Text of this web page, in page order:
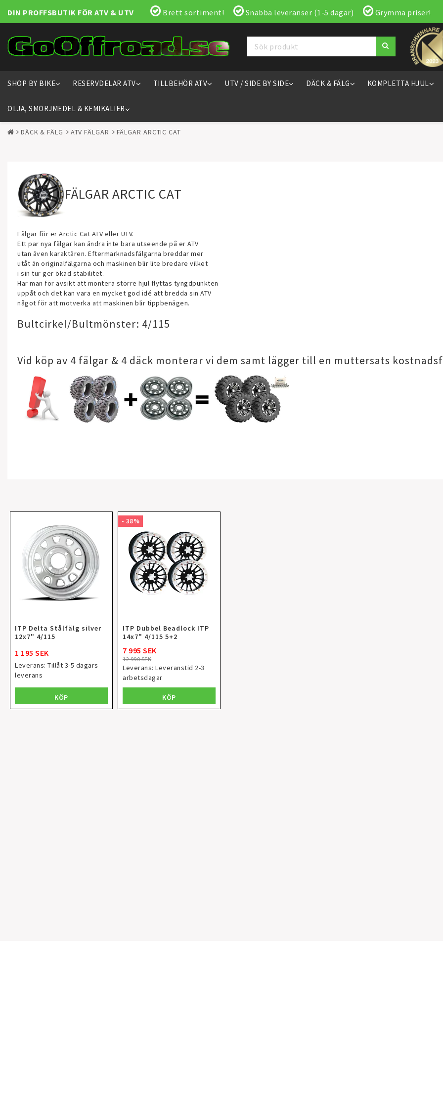
DIN PROFFSBUTIK FÖR ATV & UTV Brett sortiment! Snabba leveranser (1-5 dagar) Grymma priser!
SHOP BY BIKE RESERVDELAR ATV TILLBEHÖR ATV UTV / SIDE BY SIDE DÄCK & FÄLG KOMPLETTA HJUL
OLJA, SMÖRJMEDEL & KEMIKALIER
DÄCK & FÄLG ATV FÄLGAR FÄLGAR ARCTIC CAT
FÄLGAR ARCTIC CAT
Fälgar för er Arctic Cat ATV eller UTV.
Ett par nya fälgar kan ändra inte bara utseende på er ATV
utan även karaktären. Eftermarknadsfälgarna breddar mer
utåt än originalfälgarna och maskinen blir lite bredare vilket
i sin tur ger ökad stabilitet.
Har man för avsikt att montera större hjul flyttas tyngdpunkten
uppåt och det kan vara en mycket god idé att bredda sin ATV
något för att motverka att maskinen blir tippbenägen.
Bultcirkel/Bultmönster: 4/115
Vid köp av 4 fälgar & 4 däck monterar vi dem samt lägger till en muttersats
ITP Delta Stålfälg silver
12x7" 4/115
1 195 SEK
Leverans: Tillåt 3-5 dagars
leverans
KÖP
- 38%
ITP Dubbel Beadlock ITP
14x7" 4/115 5+2
12 990 SEK
7 995 SEK
Leverans:Leveranstid 2-3
arbetsdagar
KÖP